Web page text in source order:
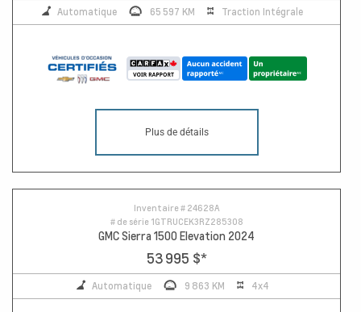
Automatique 65 597 KM Traction Intégrale
Plus de détails
Inventaire # 24628A
# de série 1GTRUCEK3RZ285308
GMC Sierra 1500 Elevation 2024
53 995 $*
Automatique 9 863 KM 4x4